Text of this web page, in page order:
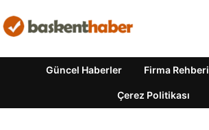
Güncel Haberler Firma Rehberi
Çerez Politikası